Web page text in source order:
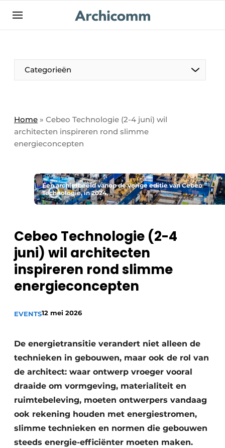
NL be-FR
Categorieën
Home » Cebeo Technologie (2-4 juni) wil
architecten inspireren rond slimme
energieconcepten
Een archiefbeeld vanop de vorige editie van Cebeo
Technologie, in 2024.
Cebeo Technologie (2-4
juni) wil architecten
inspireren rond slimme
energieconcepten
EVENTS12 mei 2026
De energietransitie verandert niet alleen de
technieken in gebouwen, maar ook de rol van
de architect: waar ontwerp vroeger vooral
draaide om vormgeving, materialiteit en
ruimtebeleving, moeten ontwerpers vandaag
ook rekening houden met energiestromen,
slimme technieken en normen die gebouwen
steeds energie-efficiënter moeten maken.